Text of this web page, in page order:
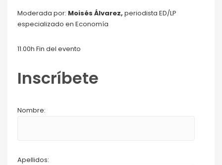
Moderada por: Moisés Álvarez, periodista ED/LP
especializado en Economía
11.00h Fin del evento
Inscríbete
Nombre:
Apellidos: